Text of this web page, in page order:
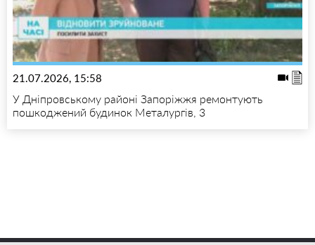
21.07.2026, 15:58
У Дніпровському районі Запоріжжя ремонтують
пошкоджений будинок Металургів, 3